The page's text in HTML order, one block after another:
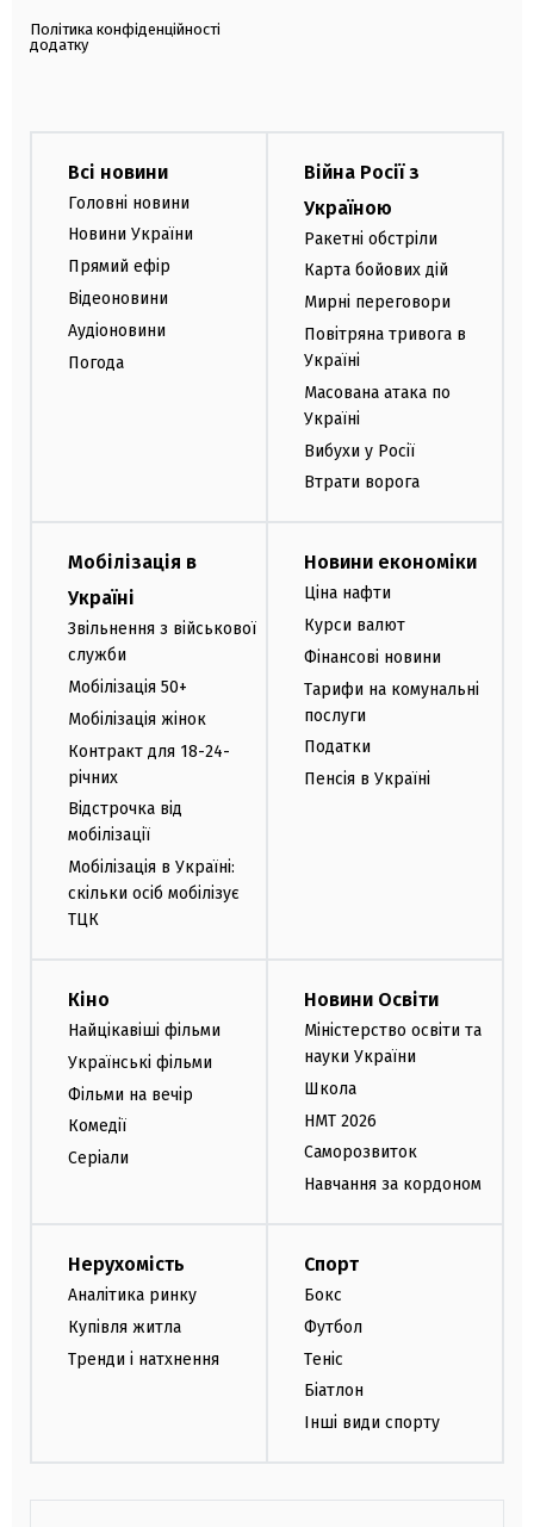
Політика конфіденційності
додатку
Всі новини
Головні новини
Новини України
Прямий ефір
Відеоновини
Аудіоновини
Погода
Війна Росії з
Україною
Ракетні обстріли
Карта бойових дій
Мирні переговори
Повітряна тривога в
Україні
Масована атака по
Україні
Вибухи у Росії
Втрати ворога
Мобілізація в
Україні
Звільнення з військової
служби
Мобілізація 50+
Мобілізація жінок
Контракт для 18-24-
річних
Відстрочка від
мобілізації
Мобілізація в Україні:
скільки осіб мобілізує
ТЦК
Новини економіки
Ціна нафти
Курси валют
Фінансові новини
Тарифи на комунальні
послуги
Податки
Пенсія в Україні
Кіно
Найцікавіші фільми
Українські фільми
Фільми на вечір
Комедії
Серіали
Новини Освіти
Міністерство освіти та
науки України
Школа
НМТ 2026
Саморозвиток
Навчання за кордоном
Нерухомість
Аналітика ринку
Купівля житла
Тренди і натхнення
Спорт
Бокс
Футбол
Теніс
Біатлон
Інші види спорту